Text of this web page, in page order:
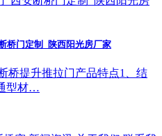
桥门定制_陕西阳光房厂家
桥提升推拉门产品特点1、结
型材…